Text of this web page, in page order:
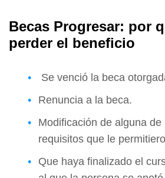
Becas Progresar: por
perder el beneficio
Se venció la beca
Renuncia a la beca.
Modificación de alguna de
requisitos que le
Que haya finalizado el